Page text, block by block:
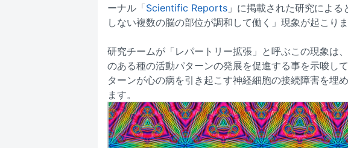
ーナル「Scientific Reports 」に掲載された研究によ
しない複数の脳の部位が調和して働く」現象が起こりま
研究チームが「レパートリー拡張」と呼ぶこの現象は
のある種の活動パターンの発展を促進する事を示唆し
ターンが心の病を引き起こす神経細胞の接続障害を埋
ます。